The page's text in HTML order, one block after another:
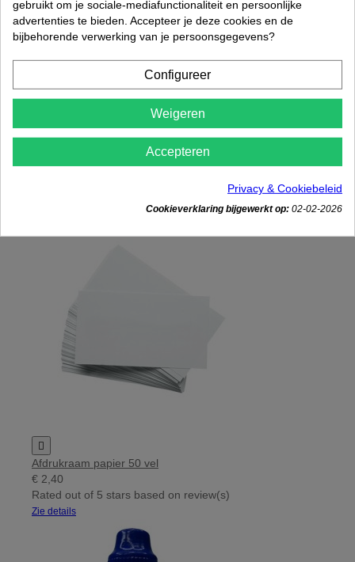
Afdrukraam Complete Set met tas
€ 49,95
out of 5 stars based on

Afdrukraam papier 50 vel
€ 2,40
Rated out of 5 stars based on review(s)
Zie details
gebruikt om je sociale-mediafunctionaliteit en persoonlijke
advertenties te bieden. Accepteer je deze cookies en de
bijbehorende verwerking van je persoonsgegevens?
Configureer
Weigeren
Accepteren
Privacy & Cookiebeleid
Cookieverklaring bijgewerkt op: 02-02-2026